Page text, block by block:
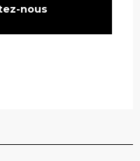
nous